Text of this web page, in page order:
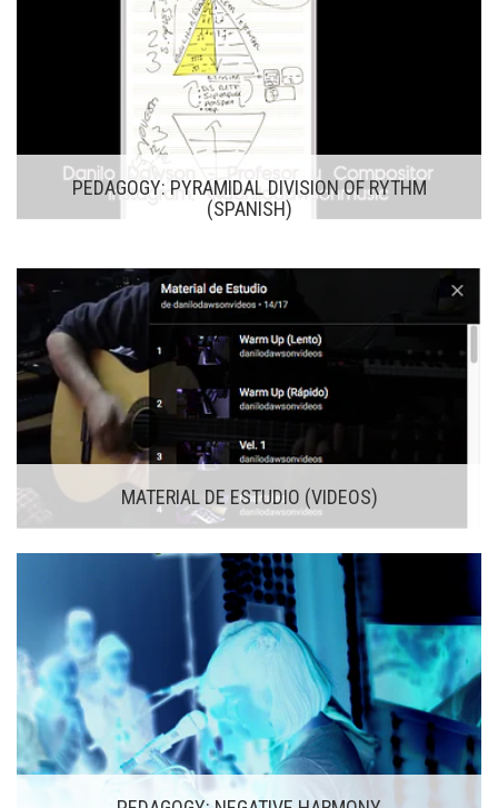
PEDAGOGY: PYRAMIDAL DIVISION OF RYTHM
(SPANISH)
MATERIAL DE ESTUDIO (VIDEOS)